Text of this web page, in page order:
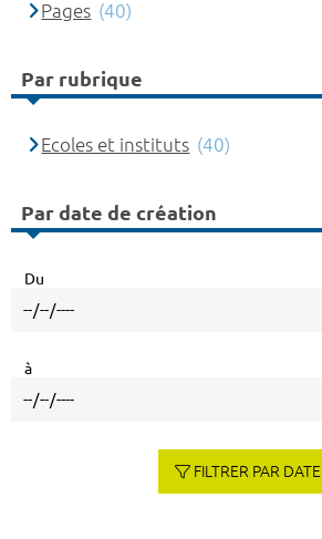
Pages (40)
Par rubrique
Ecoles et instituts (40)
Par date de création
Du
à
FILTRER PAR DATE